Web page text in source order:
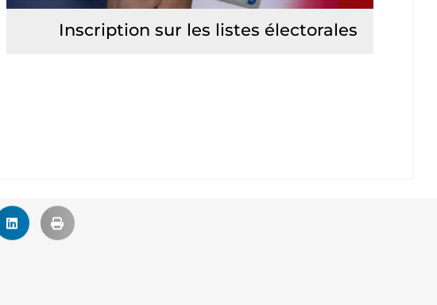
Inscription sur les listes électorales